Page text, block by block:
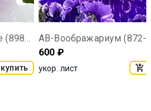
АВ-Хрустальное Счастье (898-39)
купить
АВ-Воображариум (872-
600 ₽
укор. лист